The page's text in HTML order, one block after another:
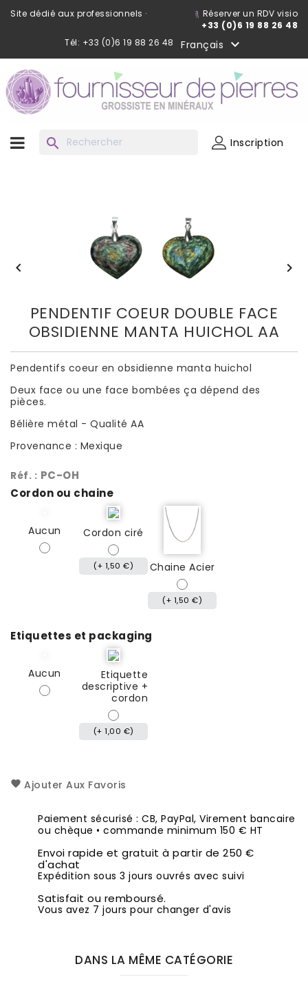
Site dédié aux professionnels ·
Réserver un RDV visio
+33 (0)6 19 88 26 48
Tél: +33 (0)6 19 88 26 48
Français 
search Inscription
 
PENDENTIF COEUR DOUBLE FACE
OBSIDIENNE MANTA HUICHOL AA
Pendentifs coeur en obsidienne manta huichol
Deux face ou une face bombées ça dépend des
pièces.
Bélière métal - Qualité AA
Provenance : Mexique
Réf. : PC-OH
Cordon ou chaine
Aucun Cordon ciré
(+ 1,50 €) Chaine Acier
(+ 1,50 €)
Etiquettes et packaging
Aucun
Etiquette
descriptive +
cordon
(+ 1,00 €)
Ajouter Aux Favoris
Paiement sécurisé : CB, PayPal, Virement bancaire
ou chèque • commande minimum 150 € HT
Envoi rapide et gratuit à partir de 250 €
d'achat
Expédition sous 3 jours ouvrés avec suivi
Satisfait ou remboursé.
Vous avez 7 jours pour changer d'avis
DANS LA MÊME CATÉGORIE